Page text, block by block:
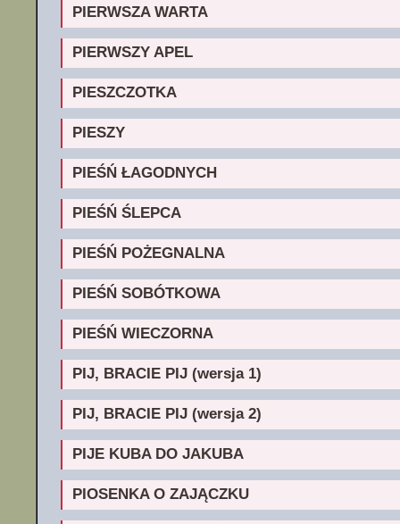
PIERWSZA WARTA
PIERWSZY APEL
PIESZCZOTKA
PIESZY
PIEŚŃ ŁAGODNYCH
PIEŚŃ ŚLEPCA
PIEŚŃ POŻEGNALNA
PIEŚŃ SOBÓTKOWA
PIEŚŃ WIECZORNA
PIJ, BRACIE PIJ (wersja 1)
PIJ, BRACIE PIJ (wersja 2)
PIJE KUBA DO JAKUBA
PIOSENKA O ZAJĄCZKU